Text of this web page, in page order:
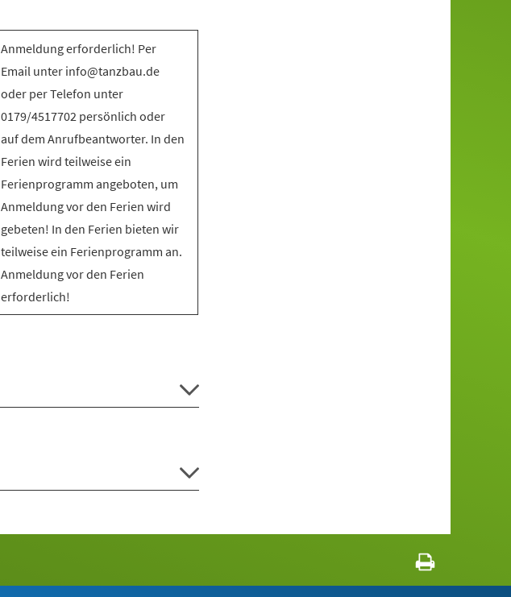
Anmeldung erforderlich! Per
Email unter info@tanzbau.de
oder per Telefon unter
0179/4517702 persönlich oder
auf dem Anrufbeantworter. In den
Ferien wird teilweise ein
Ferienprogramm angeboten, um
Anmeldung vor den Ferien wird
gebeten! In den Ferien bieten wir
teilweise ein Ferienprogramm an.
Anmeldung vor den Ferien
erforderlich!